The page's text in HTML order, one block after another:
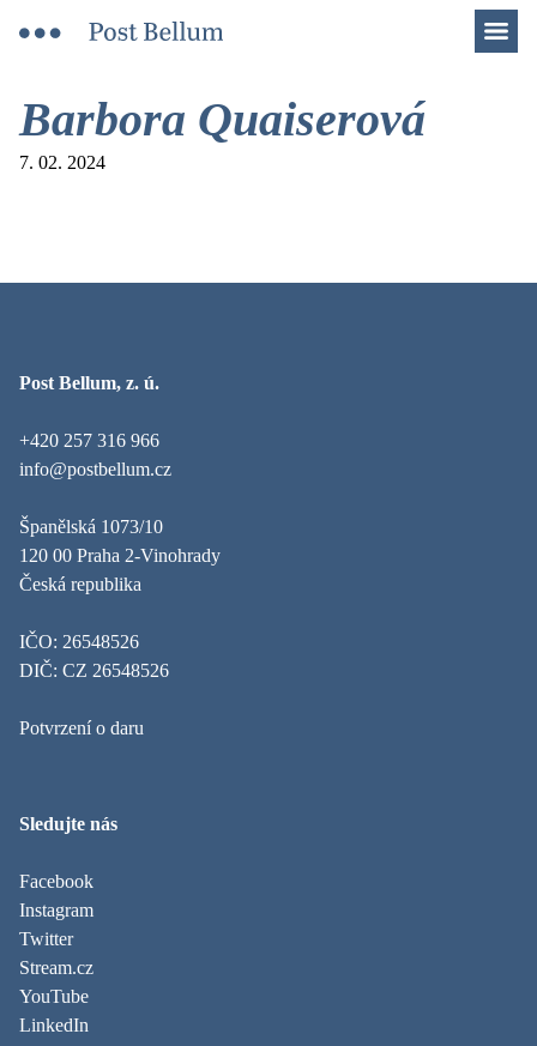
Barbora Quaiserová
7. 02. 2024
Post Bellum, z. ú.
+420 257 316 966
info@postbellum.cz
Španělská 1073/10
120 00 Praha 2-Vinohrady
Česká republika
IČO: 26548526
DIČ: CZ 26548526
Potvrzení o daru
Sledujte nás
Facebook
Instagram
Twitter
Stream.cz
YouTube
LinkedIn